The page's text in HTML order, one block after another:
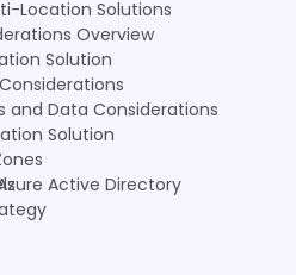
Location Solutions
Overview
Solution
and Data Considerations
Solution
Active Directory